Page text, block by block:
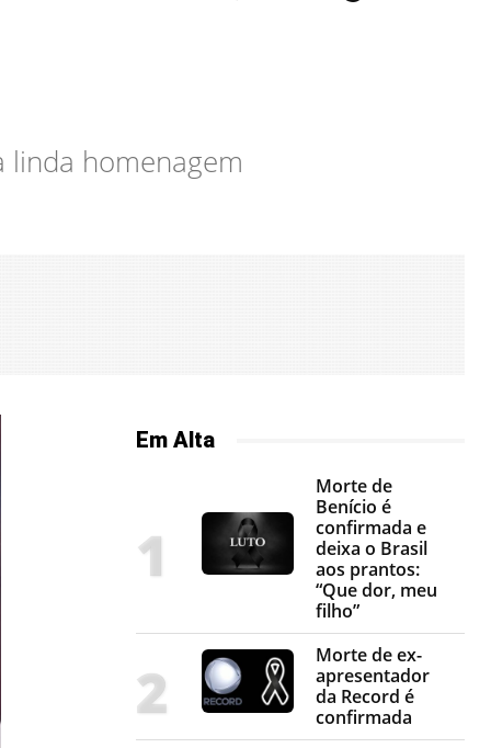
linda homenagem
Em Alta
Morte de
Benício é
confirmada e
deixa o Brasil
aos prantos:
“Que dor, meu
filho”
Morte de ex-
apresentador
da Record é
confirmada